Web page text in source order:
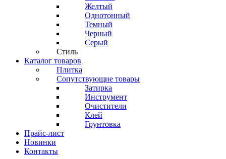
Желтый
Однотонный
Темный
Черный
Серый
Стиль
Каталог товаров
Плитка
Сопутствующие товары
Затирка
Инструмент
Очистители
Клей
Грунтовка
Прайс-лист
Новинки
Контакты